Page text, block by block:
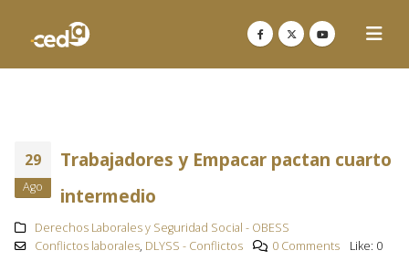
29
Ago
Trabajadores y Empacar pactan cuarto
intermedio
Derechos Laborales y Seguridad Social - OBESS
Conflictos laborales, DLYSS - Conflictos 0 Comments Like: 0